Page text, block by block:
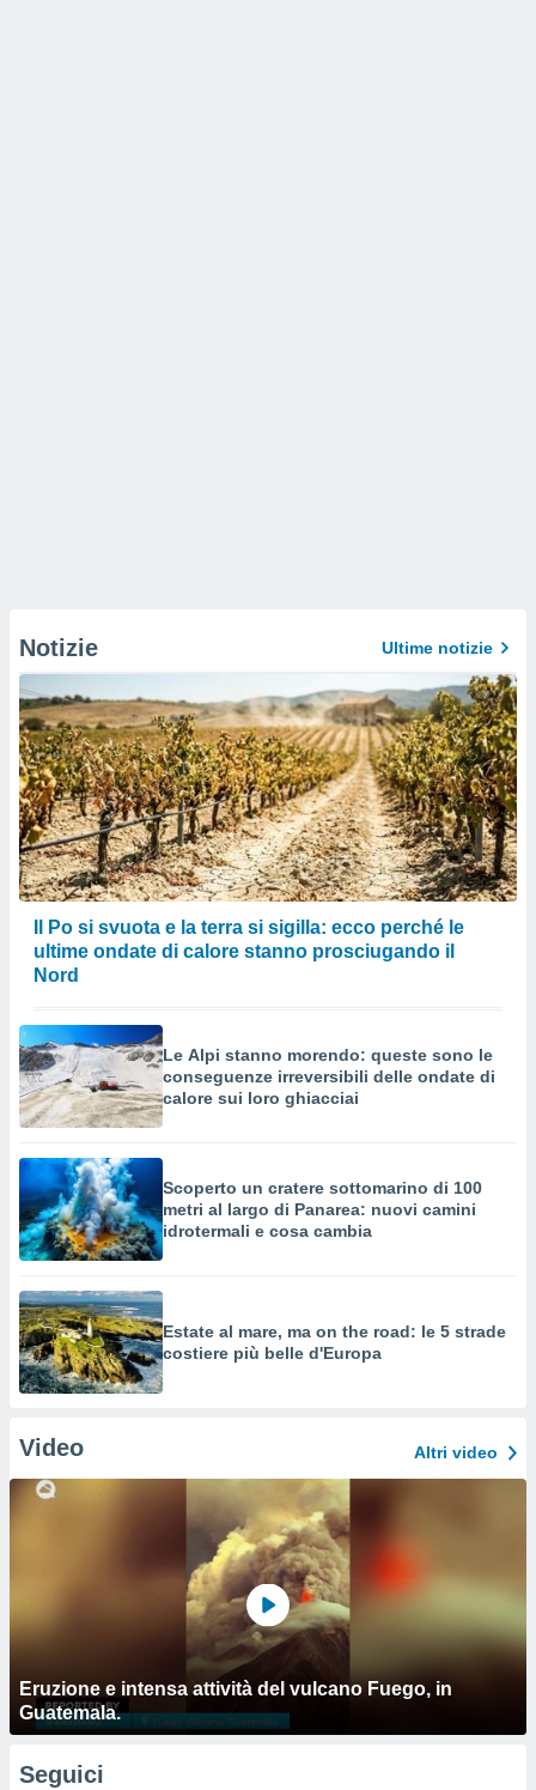
Notizie Ultime notizie
Il Po si svuota e la terra si sigilla: ecco perché le
ultime ondate di calore stanno prosciugando il
Nord
Le Alpi stanno morendo: queste sono le
conseguenze irreversibili delle ondate di
calore sui loro ghiacciai
Scoperto un cratere sottomarino di 100
metri al largo di Panarea: nuovi camini
idrotermali e cosa cambia
Estate al mare, ma on the road: le 5 strade
costiere più belle d'Europa
Video Altri video
Eruzione e intensa attività del vulcano Fuego, in
Guatemala.
Seguici